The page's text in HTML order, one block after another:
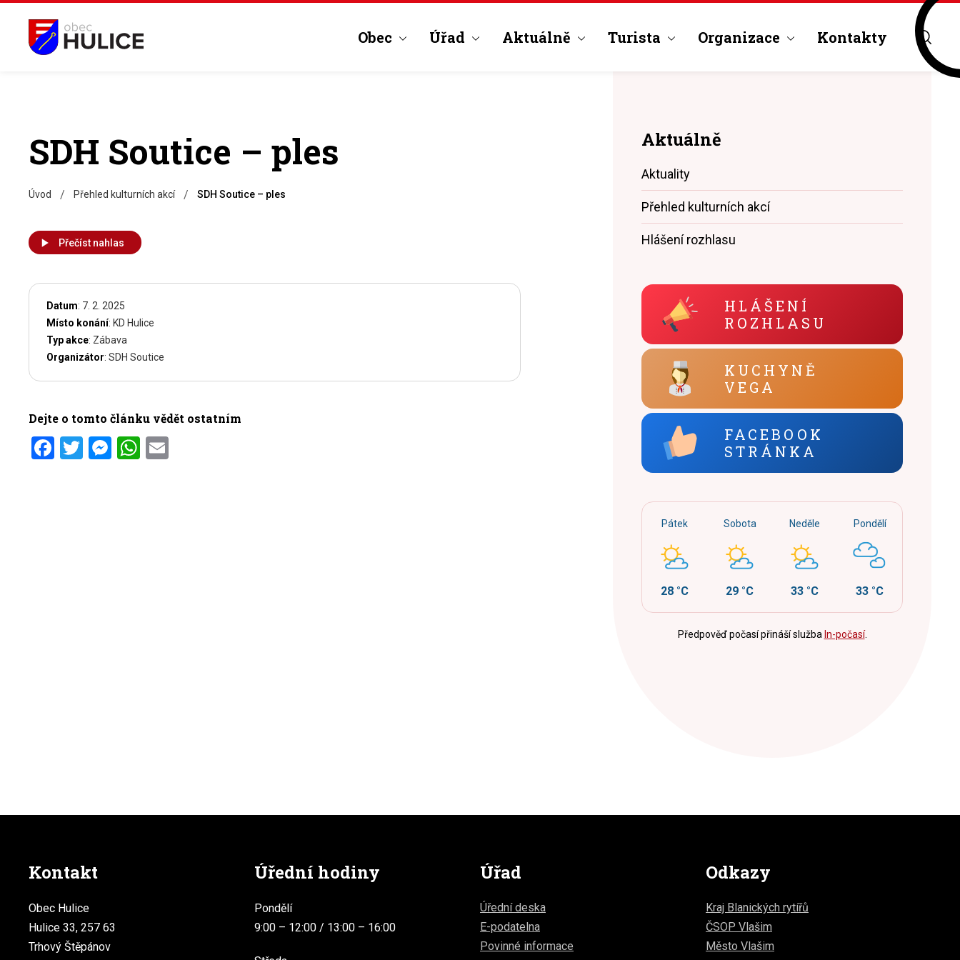
Obec Úřad Aktuálně Turista Organizace Kontakty
SDH Soutice – ples
Úvod / Přehled kulturních akcí / SDH Soutice – ples
Přečíst nahlas
Datum: 7. 2. 2025
Místo konání: KD Hulice
Typ akce: Zábava
Organizátor: SDH Soutice
Dejte o tomto článku vědět ostatním
Facebook
Twitter
Messenger
WhatsApp
Aktuálně
Aktuality
Přehled kulturních akcí
Hlášení rozhlasu
HLÁŠENÍ
ROZHLASU
KUCHYNĚ
VEGA
FACEBOOK
STRÁNKA
Pátek
28 °C
Sobota
29 °C
Neděle
33 °C
Pondělí
33 °C
Předpověď počasí přináší služba In-počasí.
Kontakt
Obec Hulice
Hulice 33, 257 63
Trhový Štěpánov
Úřední hodiny
Pondělí
9:00 – 12:00 / 13:00 – 16:00
Úřad
Úřední deska
E-podatelna
Povinné informace
Odkazy
Kraj Blanických rytířů
ČSOP Vlašim
Město Vlašim